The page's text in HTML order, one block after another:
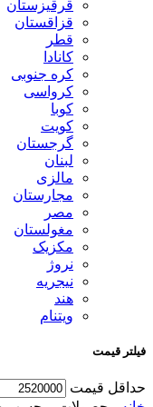
قرقیزستان
قزاقستان
قطر
کانادا
کره جنوبی
کرواسی
کوبا
کویت
گرجستان
لبنان
مالزی
مجارستان
مصر
مغولستان
مکزیک
نروژ
نیجریه
هند
ویتنام
فیلتر قیمت
حداقل قیمت